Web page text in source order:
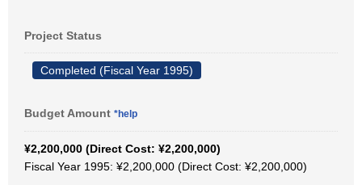
Project Status
Completed (Fiscal Year 1995)
Budget Amount *help
¥2,200,000 (Direct Cost: ¥2,200,000)
Fiscal Year 1995: ¥2,200,000 (Direct Cost: ¥2,200,000)